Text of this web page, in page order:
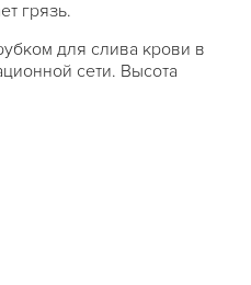
грязь.
для слива крови в
сети. Высота